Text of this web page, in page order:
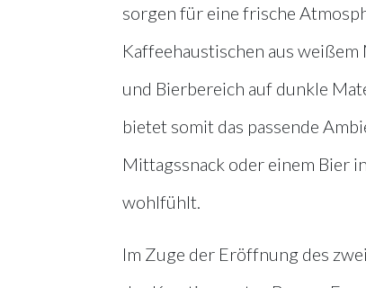
sorgen für eine frische
Kaffeehaustischen aus
und Bierbereich auf dunkle
bietet somit das passende
Mittagssnack oder einem Bier
wohlfühlt.
Im Zuge der Eröffnung des